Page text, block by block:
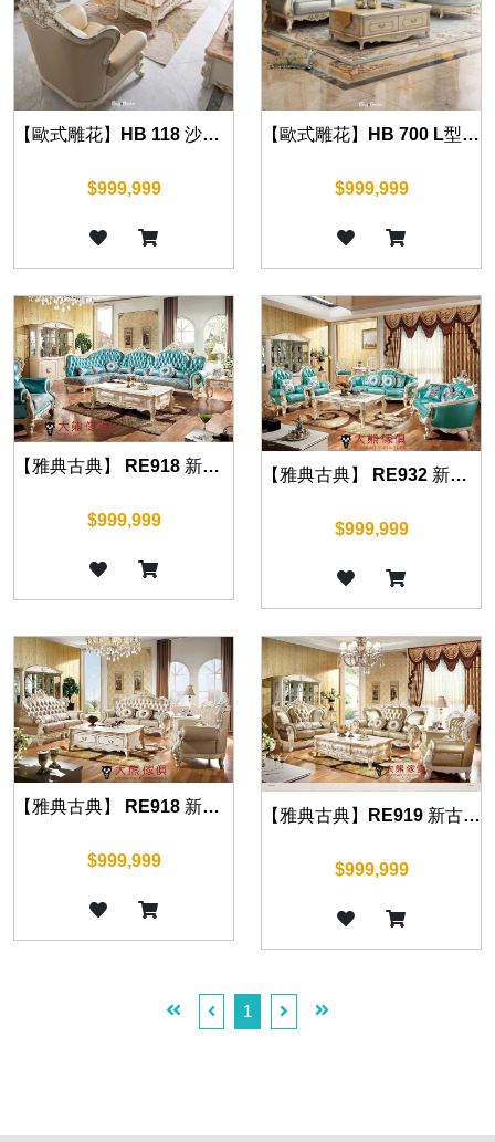
【歐式雕花】HB 118 沙發組(珍珠白)
$999,999
【歐式雕花】HB 700 L型沙發組(珍珠白)
$999,999
【雅典古典】 RE918 新古典轉角沙發
$999,999
【雅典古典】 RE932 新古典沙發
$999,999
【雅典古典】 RE918 新古典沙發
$999,999
【雅典古典】RE919 新古典沙發
$999,999
1